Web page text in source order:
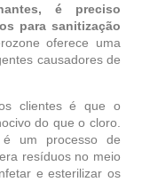
é preciso
para sanitização
oferece uma
causadores de
clientes é que o
do que o cloro.
é um processo de
resíduos no meio
e esterilizar os